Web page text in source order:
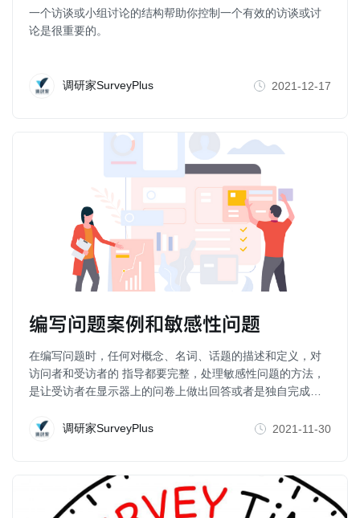
一个访谈或小组讨论的结构帮助你控制一个有效的访谈或讨
论是很重要的。
调研家SurveyPlus 2021-12-17
编写问题案例和敏感性问题
在编写问题时，任何对概念、名词、话题的描述和定义，对
访问者和受访者的 指导都要完整，处理敏感性问题的方法，
是让受访者在显示器上的问卷上做出回答或者是独自完成一
调研家SurveyPlus
2021-11-30